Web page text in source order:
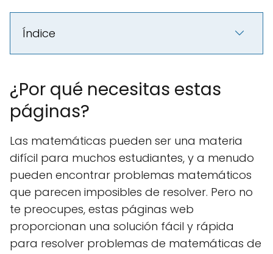
Índice
¿Por qué necesitas estas
páginas?
Las matemáticas pueden ser una materia
difícil para muchos estudiantes, y a menudo
pueden encontrar problemas matemáticos
que parecen imposibles de resolver. Pero no
te preocupes, estas páginas web
proporcionan una solución fácil y rápida
para resolver problemas de matemáticas de